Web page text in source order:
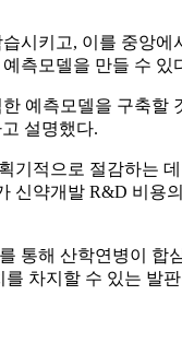
시키고, 이를 중앙
측모델을 만들 수 있
예측모델을 구축할
설명했다.
적으로 절감하는
약개발 R&D 비용
통해 산학연병이 합
차지할 수 있는 발